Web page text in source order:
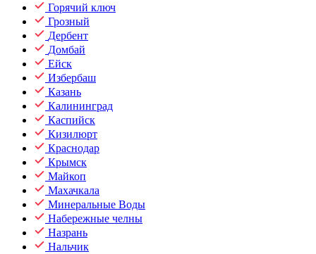
Горячий ключ
Грозный
Дербент
Домбай
Ейск
Избербаш
Казань
Калининград
Каспийск
Кизилюрт
Краснодар
Крымск
Майкоп
Махачкала
Минеральные Воды
Набережные челны
Назрань
Нальчик